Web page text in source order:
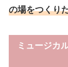
の場をつくり
ミュージカ